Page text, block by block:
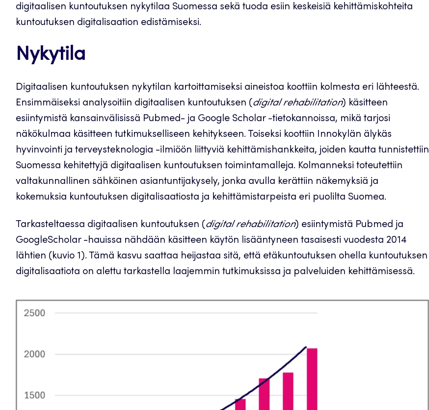
digitaalisen kuntoutuksen nykytilaa Suomessa sekä tuoda esiin keskeisiä kehittämiskohteita
kuntoutuksen digitalisaation edistämiseksi.
Nykytila
Digitaalisen kuntoutuksen nykytilan kartoittamiseksi aineistoa koottiin kolmesta eri lähteestä.
Ensimmäiseksi analysoitiin digitaalisen kuntoutuksen (digital rehabilitation) käsitteen
esiintymistä kansainvälisissä Pubmed- ja Google Scholar -tietokannoissa, mikä tarjosi
näkökulmaa käsitteen tutkimukselliseen kehitykseen. Toiseksi koottiin Innokylän älykäs
hyvinvointi ja terveysteknologia -ilmiöön liittyviä kehittämishankkeita, joiden kautta tunnistettiin
Suomessa kehitettyjä digitaalisen kuntoutuksen toimintamalleja. Kolmanneksi toteutettiin
valtakunnallinen sähköinen asiantuntijakysely, jonka avulla kerättiin näkemyksiä ja
kokemuksia kuntoutuksen digitalisaatiosta ja kehittämistarpeista eri puolilta Suomea.
Tarkasteltaessa digitaalisen kuntoutuksen (digital rehabilitation) esiintymistä Pubmed ja
GoogleScholar -hauissa nähdään käsitteen käytön lisääntyneen tasaisesti vuodesta 2014
lähtien (kuvio 1). Tämä kasvu saattaa heijastaa sitä, että etäkuntoutuksen ohella kuntoutuksen
digitalisaatiota on alettu tarkastella laajemmin tutkimuksissa ja palveluiden kehittämisessä.